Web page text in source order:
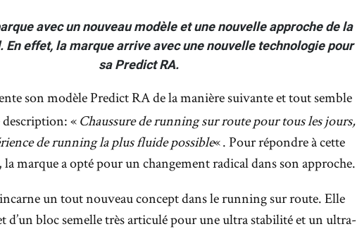
avec un nouveau modèle et une nouvelle approche de la
En effet, la marque arrive avec une nouvelle technologie pour
sa Predict RA.
son modèle Predict RA de la manière suivante et tout semble
description: «Chaussure de running sur route pour tous les jours,
de running la plus fluide possible« . Pour répondre à cette
marque a opté pour un changement radical dans son approche.
un tout nouveau concept dans le running sur route. Elle
d’un bloc semelle très articulé pour une ultra stabilité et un ultra-